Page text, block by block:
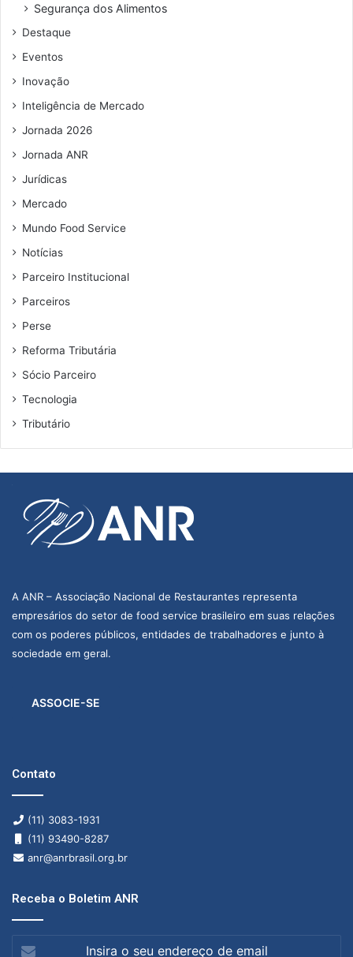
e
e
a
i
Segurança dos Alimentos
Destaque
Eventos
Inovação
Inteligência de Mercado
Jornada 2026
Jornada ANR
Jurídicas
Mercado
Mundo Food Service
Notícias
Parceiro Institucional
Parceiros
Perse
Reforma Tributária
Sócio Parceiro
Tecnologia
Tributário
A ANR – Associação Nacional de Restaurantes representa
empresários do setor de food service brasileiro em suas relações
com os poderes públicos, entidades de trabalhadores e junto à
sociedade em geral.
ASSOCIE-SE
Contato
(11) 3083-1931
(11) 93490-8287
anr@anrbrasil.org.br
Receba o Boletim ANR